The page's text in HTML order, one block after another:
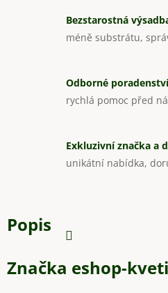
Bezstarostná
méně substrátu,
Odborné
rychlá pomoc před
Exkluzivní značka a
unikátní nabídka,
Popis
Značka eshop-